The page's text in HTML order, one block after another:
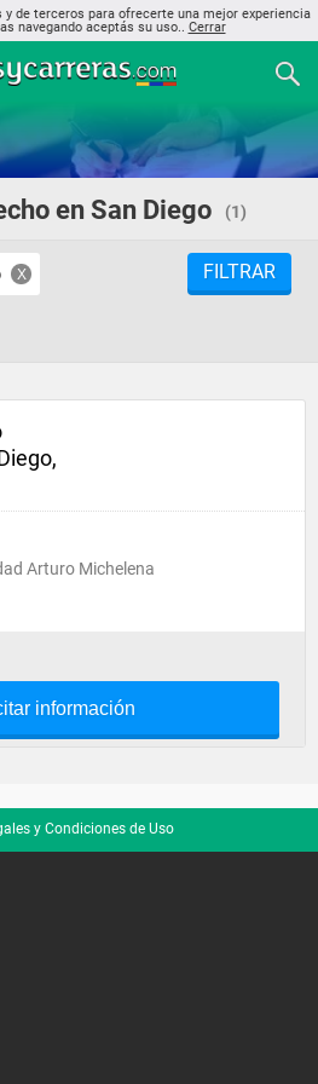
de terceros para ofrecerte una mejor experiencia
navegando aceptás su uso.. Cerrar
en San Diego (1)
FILTRAR
Arturo Michelena
información
y Condiciones de Uso